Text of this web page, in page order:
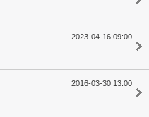
2023-04-16 09:00
2016-03-30 13:00